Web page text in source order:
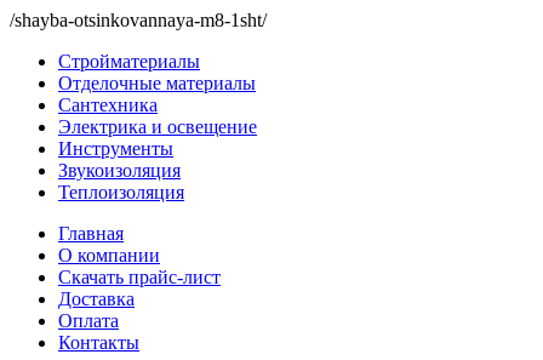
/shayba-otsinkovannaya-m8-1sht/
Стройматериалы
Отделочные материалы
Сантехника
Электрика и освещение
Инструменты
Звукоизоляция
Теплоизоляция
Главная
О компании
Скачать прайс-лист
Доставка
Оплата
Контакты